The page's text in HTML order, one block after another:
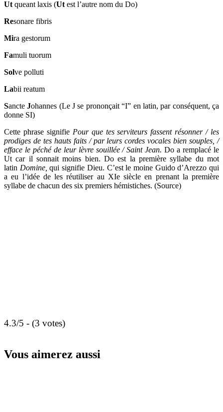
Ut queant laxis (Ut est l’autre nom du Do)
Resonare fibris
Mira gestorum
Famuli tuorum
Solve polluti
Labii reatum
SancteJohannes (Le J se prononçait “I” en latin, par conséquent, ça
donne SI)
Cette phrase signifie Pour que tes serviteurs fassent résonner / les
prodiges de tes hauts faits / par leurs cordes vocales bien souples, /
efface le péché de leur lèvre souillée / Saint Jean.Do a remplacé le
Ut car il sonnait moins bien. Do est la première syllabe du mot
latin Domine, qui signifie Dieu. C’est le moine Guido d’Arezzo qui
a eu l’idée de les réutiliser au XIe siècle en prenant la première
syllabe de chacun des six premiers hémistiches. (Source)
4.3/5 - (3 votes)
Vous aimerez aussi